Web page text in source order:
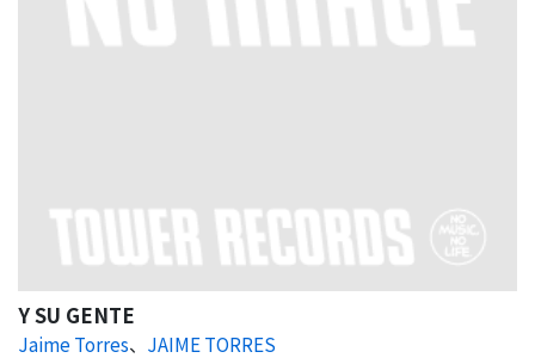
Y SU GENTE
Jaime Torres、 JAIME TORRES